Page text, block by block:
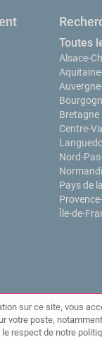
Toutes
Alsace-
Bretagne
Centre-
Nord-
Pays de
Île-de-
sur ce site, vous
votre poste,
respect de notre